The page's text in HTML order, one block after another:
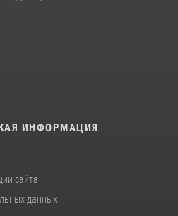
ИНФОРМАЦИЯ
сайта
данных